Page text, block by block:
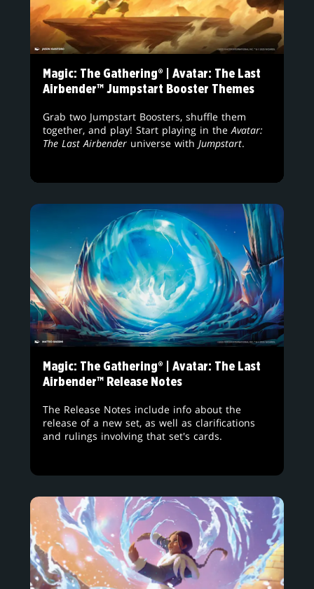
Magic: The Gathering® | Avatar: The Last
Airbender™ Jumpstart Booster Themes
Grab two Jumpstart Boosters, shuffle them
together, and play! Start playing in theAvatar:
The Last Airbender universe with Jumpstart.
Magic: The Gathering® | Avatar: The Last
Airbender™ Release Notes
The Release Notes include info about the
release of a new set, as well as clarifications
and rulings involving that set's cards.